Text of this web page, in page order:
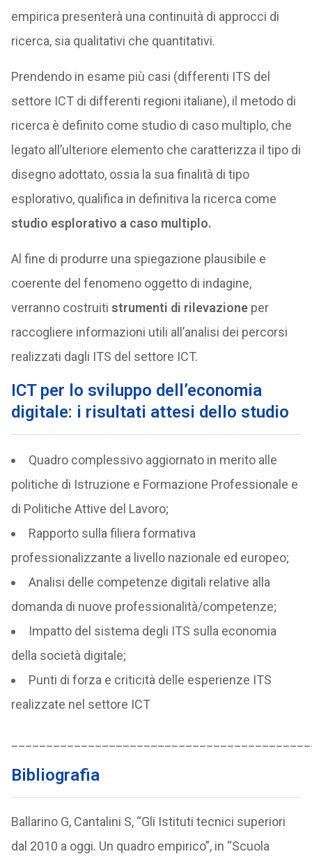
empirica presenterà una continuità di approcci di
ricerca, sia qualitativi che quantitativi.
Prendendo in esame più casi (differenti ITS del
settore ICT di differenti regioni italiane), il metodo di
ricerca è definito come studio di caso multiplo, che
legato all’ulteriore elemento che caratterizza il tipo di
disegno adottato, ossia la sua finalità di tipo
esplorativo, qualifica in definitiva la ricerca come
studio esplorativo a caso multiplo.
Al fine di produrre una spiegazione plausibile e
coerente del fenomeno oggetto di indagine,
verranno costruiti strumenti di rilevazione per
raccogliere informazioni utili all’analisi dei percorsi
realizzati dagli ITS del settore ICT.
ICT per lo sviluppo dell’economia
digitale: i risultati attesi dello studio
Quadro complessivo aggiornato in merito alle
politiche di Istruzione e Formazione Professionale e
di Politiche Attive del Lavoro;
Rapporto sulla filiera formativa
professionalizzante a livello nazionale ed europeo;
Analisi delle competenze digitali relative alla
domanda di nuove professionalità/competenze;
Impatto del sistema degli ITS sulla economia
della società digitale;
Punti di forza e criticità delle esperienze ITS
realizzate nel settore ICT
Bibliografia
Ballarino G, Cantalini S, “Gli Istituti tecnici superiori
dal 2010 a oggi. Un quadro empirico”, in “Scuola